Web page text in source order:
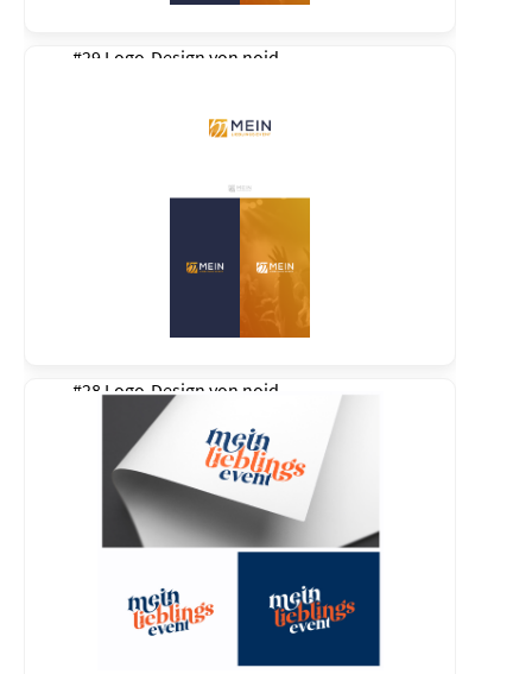
#29 Logo-Design von noid
#28 Logo-Design von noid